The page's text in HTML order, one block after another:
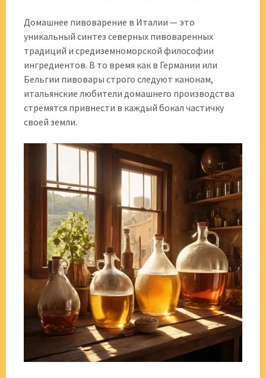
Домашнее пивоварение в Италии — это
уникальный синтез северных пивоваренных
традиций и средиземноморской философии
ингредиентов. В то время как в Германии или
Бельгии пивовары строго следуют канонам,
итальянские любители домашнего производства
стремятся привнести в каждый бокал частичку
своей земли.